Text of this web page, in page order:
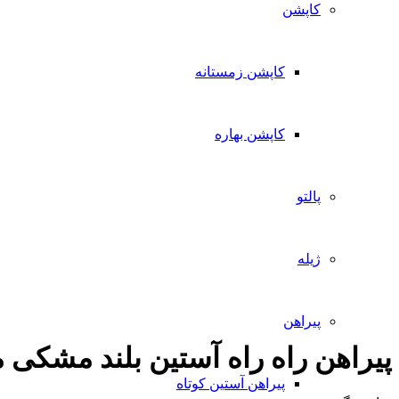
کاپشن
کاپشن زمستانه
کاپشن بهاره
پالتو
ژیله
پیراهن
پیراهن آستین کوتاه
پیراهن راه راه آستین بلند مشکی